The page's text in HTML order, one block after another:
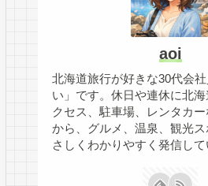
aoi
北海道旅行が好きな30代会
い」です。休日や連休に北
クセス、駐車場、レンタカ
から、グルメ、温泉、観光
さしくわかりやすく発信して